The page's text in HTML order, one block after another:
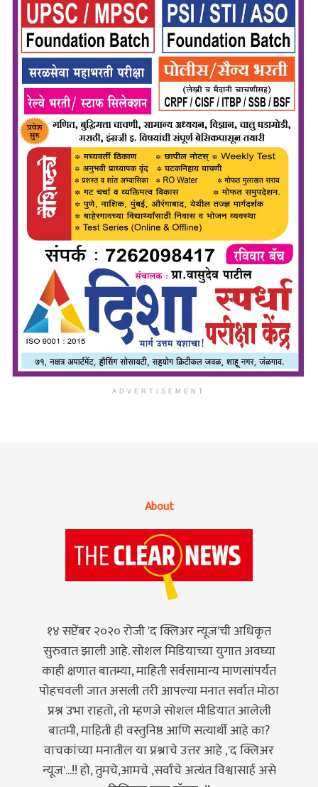
ADVERTISEMENT
About
१४ सप्टेंबर २०२० रोजी 'द क्लिअर न्यूज'ची अधिकृत
सुरुवात झाली आहे. सोशल मिडियाच्या युगात अवघ्या
काही क्षणात बातम्या, माहिती सर्वसामान्य माणसांपर्यंत
पोहचवली जात असली तरी आपल्या मनात सर्वात मोठा
प्रश्न उभा राहतो, तो म्हणजे सोशल मीडियात आलेली
बातमी, माहिती ही वस्तुनिष्ठ आणि सत्यार्थी आहे का?
वाचकांच्या मनातील या प्रश्नाचे उत्तर आहे ,'द क्लिअर
न्यूज'...!! हो, तुमचे,आमचे ,सर्वांचे अत्यंत विश्वासार्ह असे